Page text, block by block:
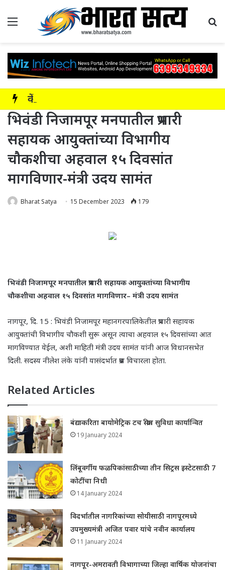
Menu
भिवंडी निजामपूर मनपातील प्रभारी
सहायक आयुक्तांच्या विभागीय
चौकशीचा अहवाल १५ दिवसांत
मागविणार-मंत्री उदय सामंत
Bharat Satya 15 December 2023 179
भिवंडी निजामपूर मनपातील प्रभारी सहायक आयुक्तांच्या विभागीय
चौकशीचा अहवाल १५ दिवसांत मागविणार– मंत्री उदय सामंत
नागपूर, दि. 15 : भिवंडी निजामपूर महानगरपालिकेतील प्रभारी सहायक
आयुक्तांची विभागीय चौकशी सुरू असून त्याचा अहवाल १५ दिवसांच्या आत
मागविण्यात येईल, अशी माहिती मंत्री उदय सामंत यांनी आज विधानसभेत
दिली. सदस्य नीलेश लंके यांनी यासंदर्भात प्रश्न विचारला होता.
Related Articles
बंद्याकरिता बायोमेट्रिक टच स्क्रीन सुविधा कार्यान्वित
19 January 2024
लिंबूवर्गीय फळपिकांसाठीच्या तीन सिट्रस इस्टेटसाठी 7
कोटींचा निधी
14 January 2024
विदर्भातील नागरिकांच्या सोयीसाठी नागपूरमध्ये
उपमुख्यमंत्री अजित पवार यांचे नवीन कार्यालय
11 January 2024
नागपूर-अमरावती विभागाच्या जिल्हा वार्षिक योजनांचा